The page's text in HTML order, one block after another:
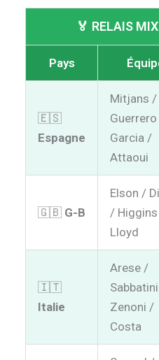
🏅 RELAIS
Pays
🇪🇸
Espagne
Mitjans /
Garcia /
Attaoui
🇬🇧 G-B
Elson /
/
Lloyd
🇮🇹
Italie
Arese /
Zenoni /
Costa